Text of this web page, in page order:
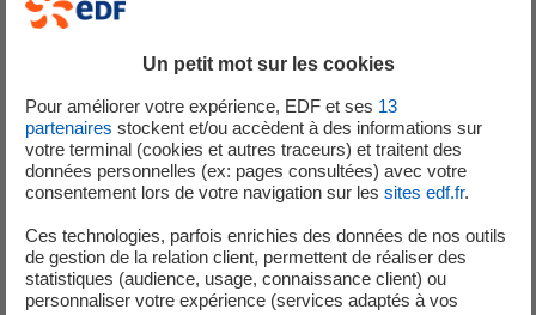
juin dans la journée. L'utilisation de ce matériel peut
situées à proximité immédiate du site. Ces soupapes sont
situées en salle des machines, dans la partie non nucléaire
de l’installation.
Les équipes de la centrale prennent toutes les dispositions
pour limiter au maximum la durée de cette émission
sonore. Ces opérations font partie du fonctionnement
normal de la centrale nucléaire de Cruas-Meysse.
Un petit mot sur les cookies
Pour améliorer votre expérience, EDF et ses 13
partenaires stockent et/ou accèdent à des informations sur
votre terminal (cookies et autres traceurs) et traitent des
données personnelles (ex: pages consultées) avec votre
consentement lors de votre navigation sur les sites edf.fr.
Ces technologies, parfois enrichies des données de nos outils
de gestion de la relation client, permettent de réaliser des
statistiques (audience, usage, connaissance client) ou
personnaliser votre expérience (services adaptés à vos